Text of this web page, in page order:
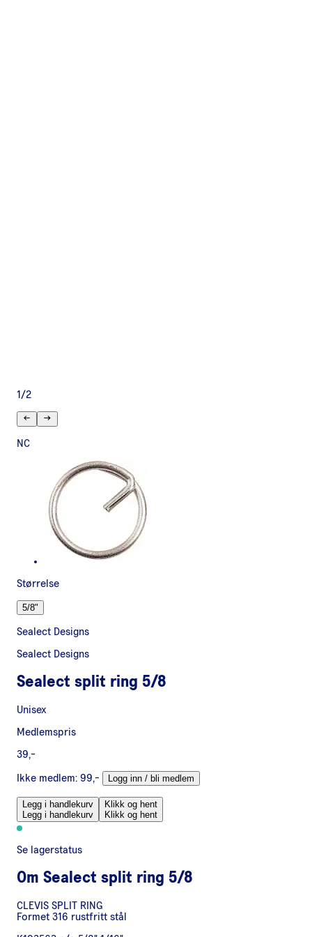
1 /2
NC
Størrelse
5/8"
Sealect Designs
Sealect Designs
Sealect split ring 5/8
Unisex
Medlemspris
39,-
Ikke medlem: 99,- Logg inn / bli medlem
Legg i handlekurv
Legg i handlekurv
Klikk og hent
Klikk og hent
Se lagerstatus
Om Sealect split ring 5/8
CLEVIS SPLIT RING
Formet 316 rustfritt stål